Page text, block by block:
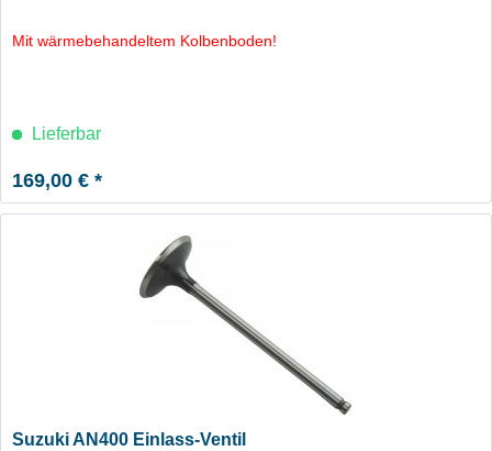
Mit wärmebehandeltem Kolbenboden!
Lieferbar
169,00 € *
Suzuki AN400 Einlass-Ventil